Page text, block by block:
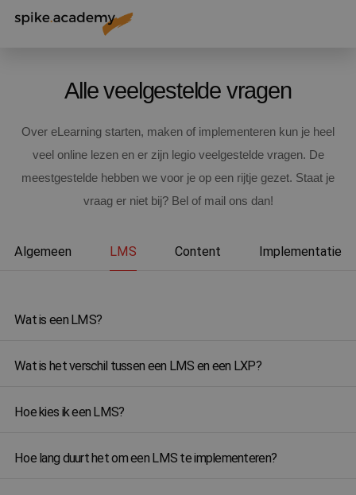
Alle veelgestelde vragen
Over eLearning starten, maken of implementeren kun je heel
veel online lezen en er zijn legio veelgestelde vragen. De
meestgestelde hebben we voor je op een rijtje gezet. Staat je
vraag er niet bij? Bel of mail ons dan!
Algemeen LMS Content Implementatie
Wat is een LMS?
Wat is het verschil tussen een LMS en een LXP?
Hoe kies ik een LMS?
Hoe lang duurt het om een LMS te implementeren?